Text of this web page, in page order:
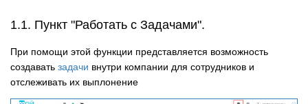
1.1. Пункт "Работать с Задачами".
При помощи этой функции представляется возможность
создавать задачи внутри компании для сотрудников и
отслеживать их выплонение